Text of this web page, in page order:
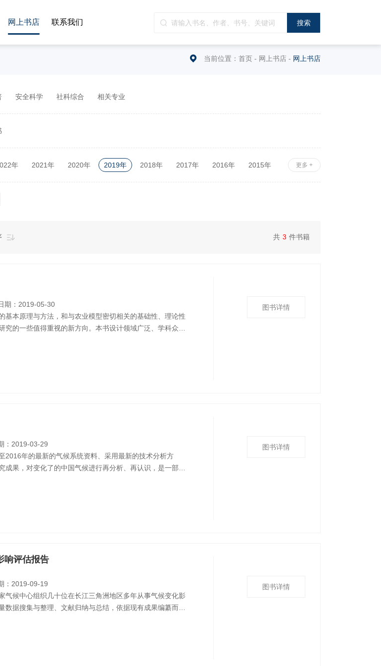
网上书店 联系我们
当前位置： 首页 - 网上书店 - 网上书店
安全科学 社科综合 相关专业
更多 +
年 2021年 2020年 2019年 2018年 2017年 2016年
2015年
共 3 件书籍
期：2019-05-30
基本原理与方法，和与农业模型密切相关的基础性、理论性
究的一些值得重视的新方向。本书设计领域广泛、学科众
生态环境等行业及部门工作人员及相关院校学生参考。
图书详情
：2019-03-29
2016年的最新的气候系统资料、采用最新的技术分析方
成果，对变化了的中国气候进行再分析、再认识，是一部精
映中国气候家底的权威著作。全书共分八章，不 仅梳理刻
图书详情
响评估报告
：2019-09-19
气候中心组织几十位在长江三角洲地区多年从事气候变化影
数据搜集与整理、文献归纳与总结，依据现有成果编纂而
角洲地区，是我国经济最发达地区之一，人口和经济产业密
图书详情